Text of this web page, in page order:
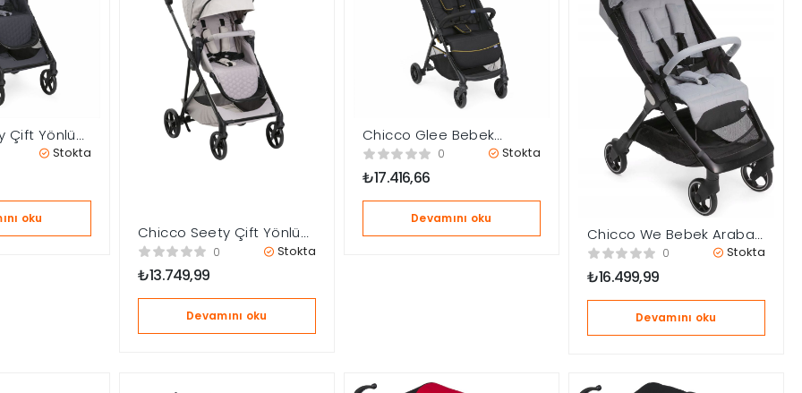
Çift Yönlü
– Boston
Stokta
oku
Chicco Seety Çift Yönlü
Bebek Arabası – Florence
Beige
0 Stokta
₺13.749,99
Devamını oku
Chicco Glee Bebek
Arabası – Uneven Siyah
0 Stokta
₺17.416,66
Devamını oku
Chicco We Bebek Arabası
– Cool Grey
0 Stokta
₺16.499,99
Devamını oku